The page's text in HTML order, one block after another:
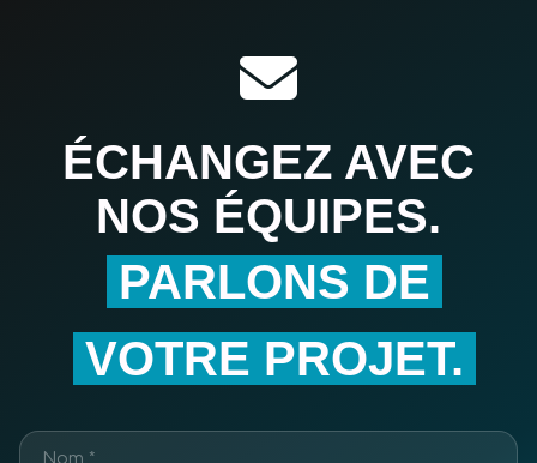
ÉCHANGEZ AVEC
NOS ÉQUIPES.
PARLONS DE
VOTRE PROJET.